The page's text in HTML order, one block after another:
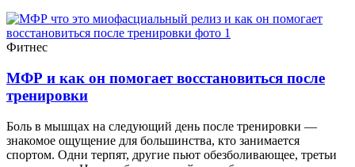
Фитнес
МФР и как он помогает восстановиться после
тренировки
Боль в мышцах на следующий день после тренировки —
знакомое ощущение для большинства, кто занимается
спортом. Одни терпят, другие пьют обезболивающее, третьи